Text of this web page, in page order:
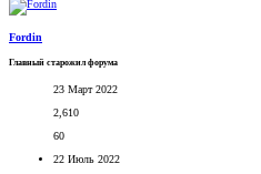
Fordin
Главный старожил форума
23 Март 2022
2,610
60
22 Июль 2022